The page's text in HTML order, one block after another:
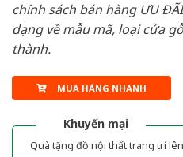
chính sách bán hàng ƯU
dạng về mẫu mã, loại cửa
thành.
MUA HÀNG NHANH
Khuyến mại
Quà tặng đồ nội thất trang trí